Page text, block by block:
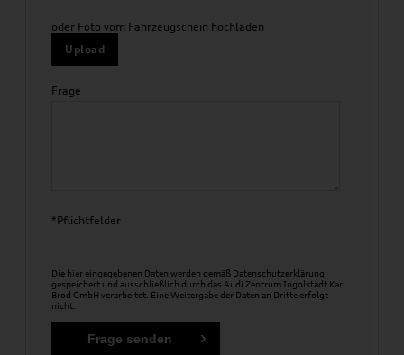
oder Foto vom Fahrzeugschein hochladen
Upload
Frage
*Pflichtfelder
Die hier eingegebenen Daten werden gemäß Datenschutzerklärung
gespeichert und ausschließlich durch das Audi Zentrum Ingolstadt Karl
Brod GmbH verarbeitet. Eine Weitergabe der Daten an Dritte erfolgt
nicht.